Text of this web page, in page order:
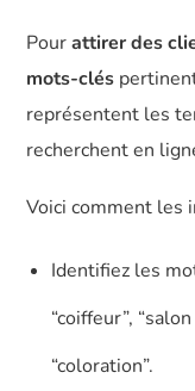
Pourattirer des
mots-clés
représentent les
recherchent en
Voici comment les
Identifiez les
“coiffeur”,
“coloration”.